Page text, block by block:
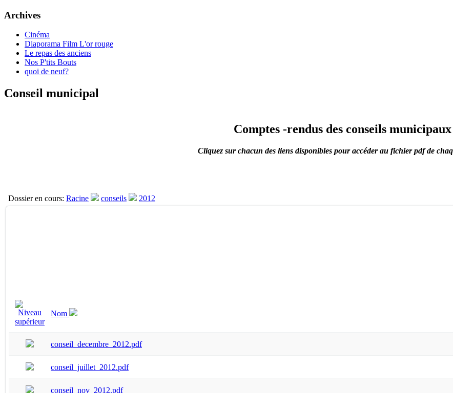
Archives
Cinéma
Diaporama Film L'or rouge
Le repas des anciens
Nos P'tits Bouts
quoi de neuf?
Conseil municipal
Comptes -rendus des conseils municipaux
Cliquez sur chacun des liens disponibles pour accéder au fichier pdf de
Dossier en cours: Racine conseils 2012
Nom
conseil_decembre_2012.pdf
conseil_juillet_2012.pdf
conseil_nov_2012.pdf